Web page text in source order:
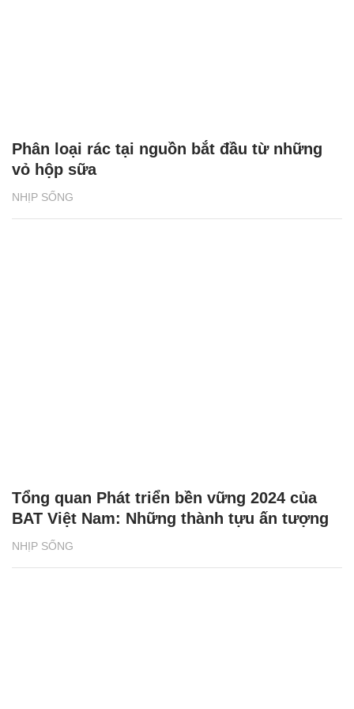
NHỊP SỐNG
Phân loại rác tại nguồn bắt đầu từ những
vỏ hộp sữa
NHỊP SỐNG
Tổng quan Phát triển bền vững 2024 của
BAT Việt Nam: Những thành tựu ấn tượng